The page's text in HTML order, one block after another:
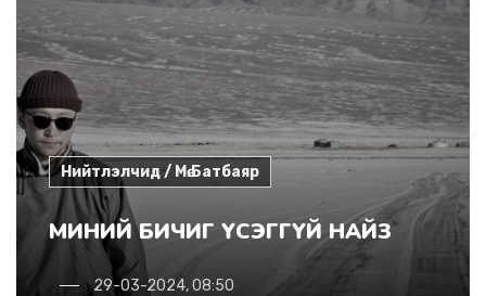
Нийтлэлчид / Мө.Батбаяр
МИНИЙ БИЧИГ ҮСЭГГҮЙ НАЙЗ
29-03-2024, 08:50